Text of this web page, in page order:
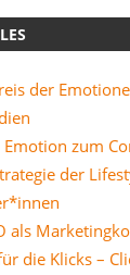
der
Emotion zum
der
als
die Klicks –